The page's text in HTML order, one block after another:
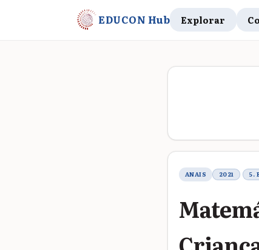
EDUCON Hub Explorar
ANAIS 2021 5.